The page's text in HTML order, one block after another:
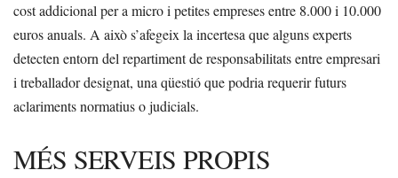
cost addicional per a micro i petites empreses entre 8.000 i 10.000
euros anuals. A això s’afegeix la incertesa que alguns experts
detecten entorn del repartiment de responsabilitats entre empresari
i treballador designat, una qüestió que podria requerir futurs
aclariments normatius o judicials.
MÉS SERVEIS PROPIS